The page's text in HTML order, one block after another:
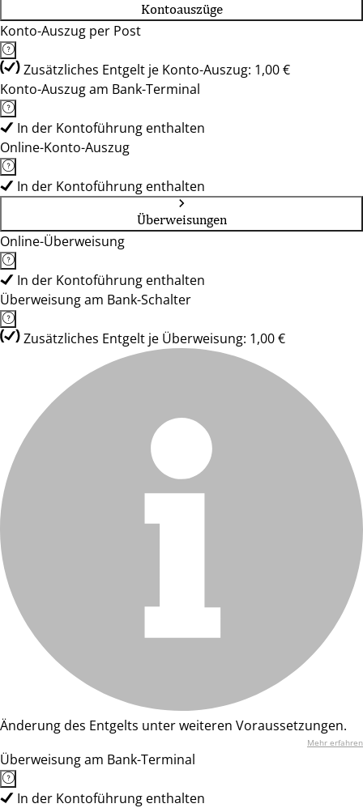
Kontoauszüge
Konto-Auszug per Post
Zusätzliches Entgelt je Konto-Auszug: 1,00 €
Konto-Auszug am Bank-Terminal
In der Kontoführung enthalten
Online-Konto-Auszug
In der Kontoführung enthalten
Überweisungen
Online-Überweisung
In der Kontoführung enthalten
Überweisung am Bank-Schalter
Zusätzliches Entgelt je Überweisung: 1,00 €
Änderung des Entgelts unter weiteren Voraussetzungen.
Mehr erfahren
Überweisung am Bank-Terminal
In der Kontoführung enthalten